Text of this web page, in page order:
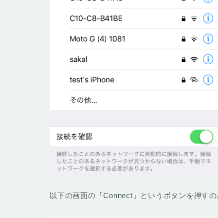
以下の画面の「Connect」というボタンを押すの